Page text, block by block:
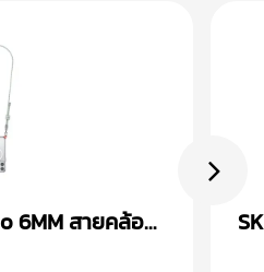
6MM สายคล้อง